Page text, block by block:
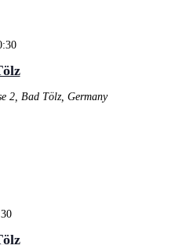
2, Bad Tölz, Germany